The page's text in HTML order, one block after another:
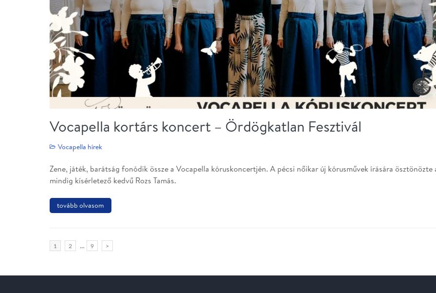
Vocapella kortárs koncert – Ördögkatlan Fesztivál
Vocapella hírek
Zene, játék, barátság fonódik össze a Vocapella kóruskoncertjén. A pécsi nőikar új kórusművek írására ösztönözte
mindig kísérletező kedvű Rozs Tamás.
tovább olvasom
Bejegyzés
Page
1 Page
2 … Page
9 >